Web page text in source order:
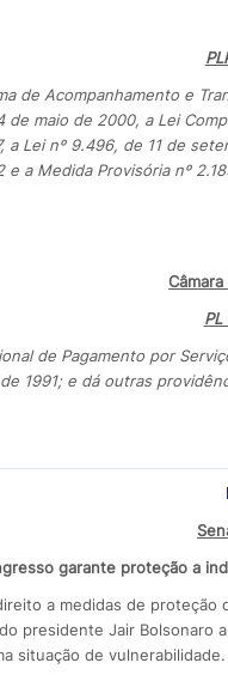
de Acompanhamento e
de maio de 2000, a Lei
a Lei nº 9.496, de 11 de
e a Medida Provisória nº
de Pagamento por
1991; e dá outras
garante proteção a
a medidas de
presidente Jair Bolsonaro
situação de vulnerabilidade.